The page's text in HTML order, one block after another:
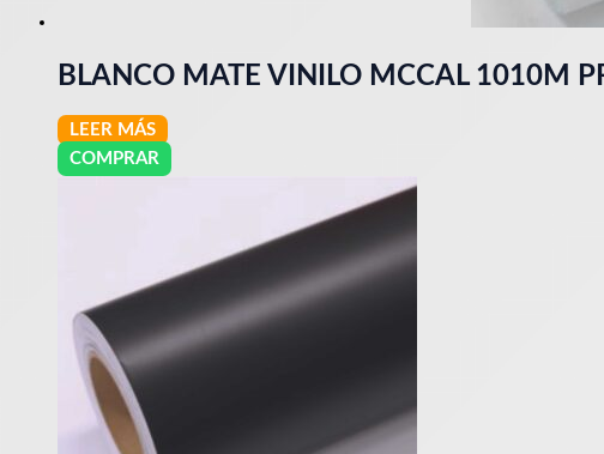
BLANCO MATE VINILO MCCAL 1010M
LEER MÁS
COMPRAR